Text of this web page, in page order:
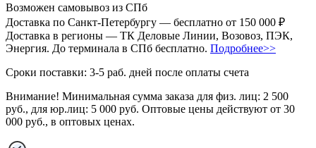
Возможен самовывоз из СПб
Доставка по Санкт-Петербургу — бесплатно от 150 000 ₽
Доставка в регионы — ТК Деловые Линии, Возовоз, ПЭК,
Энергия. До терминала в СПб бесплатно. Подробнее>>
Сроки поставки: 3-5 раб. дней после оплаты счета
Внимание! Минимальная сумма заказа для физ. лиц: 2 500
руб., для юр.лиц: 5 000 руб. Оптовые цены действуют от 30
000 руб., в оптовых ценах.